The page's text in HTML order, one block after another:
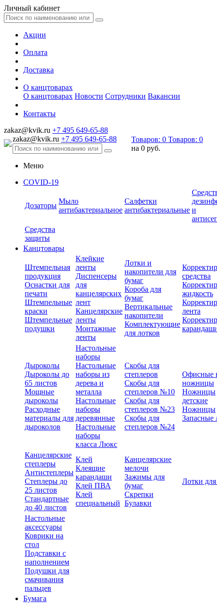
Личный кабинет
Акции
Оплата
Доставка
О канцтоварах
О канцтоварах Новости Сотрудники Вакансии
Контакты
zakaz@kvik.ru +7 495 649-65-88
zakaz@kvik.ru +7 495 649-65-88 Товаров: 0 Товаров: 0
на 0 руб.
Меню
COVID-19
Дозаторы
Мыло
антибактериальное
Салфетки
антибактериальные и
Средства
защиты
Канцтовары
Штемпельная
продукция
Оснастки для
печати
Штемпельные
краски
Штемпельные
подушки
Клейкие
ленты
Диспенсеры
для
канцелярских
лент
Канцелярские
ленты
Монтажные
ленты
Лотки и
накопители для
бумаг
Короба для
бумаг
Вертикальные
накопители
Комплектующие
для лотков
средства
жидкость
лента
Дыроколы
Дыроколы до
65 листов
Мощные
дыроколы
Расходные
материалы для
дыроколов
Настольные
наборы
Настольные
наборы из
дерева и
металла
Настольные
наборы
деревянные
Настольные
наборы
класса Люкс
Скобы для
степлеров
Скобы для
степлеров №10
Скобы для
степлеров №23
Скобы для
степлеров №24
Офисные
ножницы
Ножницы
детские
Ножницы
Запасные
Канцелярские
степлеры
Антистеплеры
Степлеры до
25 листов
Стандартные
до 40 листов
Клей
Клеящие
карандаши
Клей ПВА
Клей
специальный
Канцелярские
мелочи
Зажимы для
бумаг
Скрепки
Булавки
Лотки
Настольные
аксессуары
Коврики на
стол
Подставки с
наполнением
Подушки для
смачивания
пальцев
Бумага